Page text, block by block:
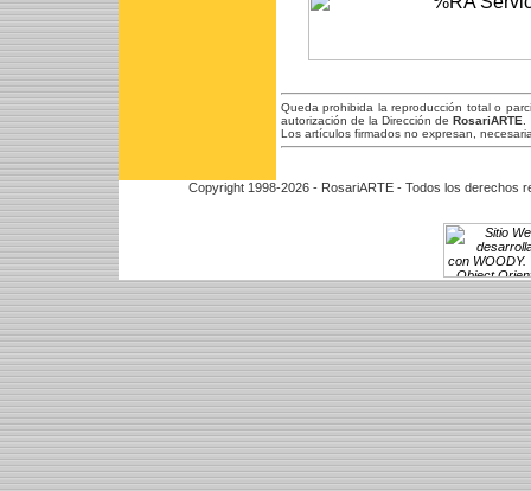
Queda prohibida la reproducción total o
autorización de la Dirección de RosariARTE
Los artículos firmados no expresan,
Copyright 1998-2026 - RosariARTE - Todos los derechos